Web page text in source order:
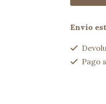
cantidad
Envío
Pago